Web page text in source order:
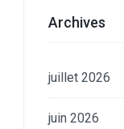
Archives
juillet 2026
juin 2026